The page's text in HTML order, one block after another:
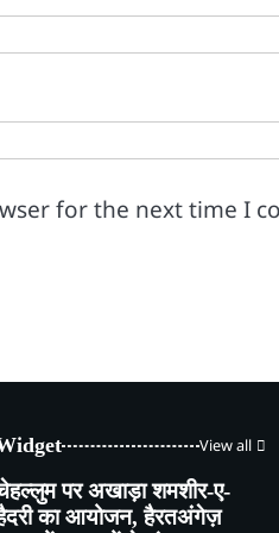
for the next time I
View all
पर अखाड़ा शमशीर-ए-
का आयोजन, हैरतअंगेज़